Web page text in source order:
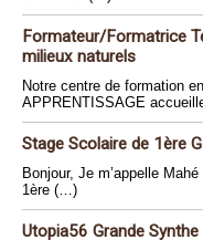
Formateur/Formatrice
milieux naturels
Notre centre de formation
APPRENTISSAGE
Stage Scolaire de 1ère
Bonjour, Je m’appelle
1ère (…)
Utopia56 Grande